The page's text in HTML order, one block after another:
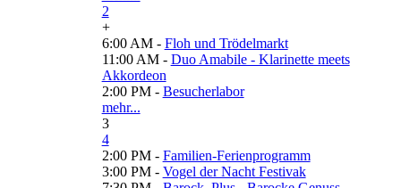
2
+
6:00 AM - Floh und Trödelmarkt
11:00 AM - Duo Amabile - Klarinette meets
Akkordeon
2:00 PM - Besucherlabor
mehr...
3
4
2:00 PM - Familien-Ferienprogramm
3:00 PM - Vogel der Nacht Festivak